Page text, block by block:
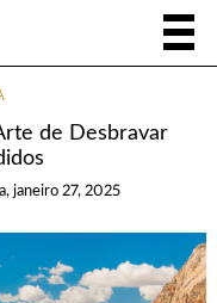
de Desbravar
janeiro 27, 2025